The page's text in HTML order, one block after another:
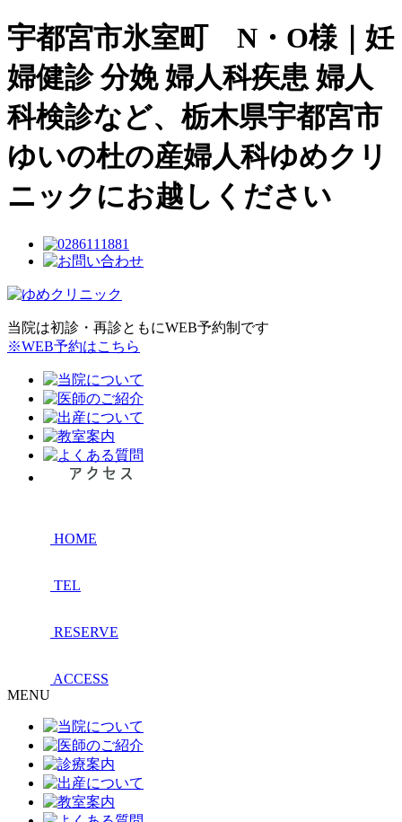
宇都宮市氷室町 N・O様｜妊
婦健診 分娩 婦人科疾患 婦人
科検診など、栃木県宇都宮市
ゆいの杜の産婦人科ゆめクリ
ニックにお越しください
当院は初診・再診ともにWEB予約制です
※WEB予約はこちら
HOME
TEL
RESERVE
ACCESS
MENU